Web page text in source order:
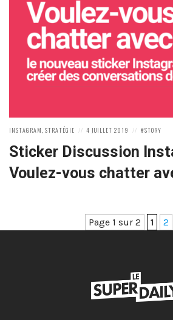
POSTED
INSTAGRAM, STRATÉGIE
POSTED
4 JUILLET 2019
POSTED
STORY
Sticker Discussion
Voulez-vous chatter
Page 1 sur 2 1 2